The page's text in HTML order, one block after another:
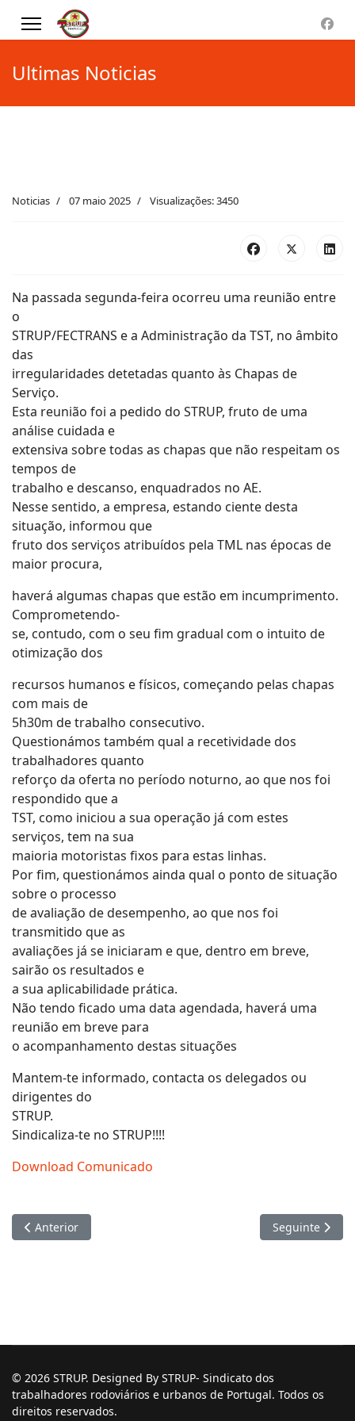
Ultimas Noticias
Noticias 07 maio 2025 Visualizações: 3450
Na passada segunda-feira ocorreu uma reunião entre
o
STRUP/FECTRANS e a Administração da TST, no âmbito
das
irregularidades detetadas quanto às Chapas de
Serviço.
Esta reunião foi a pedido do STRUP, fruto de uma
análise cuidada e
extensiva sobre todas as chapas que não respeitam os
tempos de
trabalho e descanso, enquadrados no AE.
Nesse sentido, a empresa, estando ciente desta
situação, informou que
fruto dos serviços atribuídos pela TML nas épocas de
maior procura,
haverá algumas chapas que estão em incumprimento.
Comprometendo-
se, contudo, com o seu fim gradual com o intuito de
otimização dos
recursos humanos e físicos, começando pelas chapas
com mais de
5h30m de trabalho consecutivo.
Questionámos também qual a recetividade dos
trabalhadores quanto
reforço da oferta no período noturno, ao que nos foi
respondido que a
TST, como iniciou a sua operação já com estes
serviços, tem na sua
maioria motoristas fixos para estas linhas.
Por fim, questionámos ainda qual o ponto de situação
sobre o processo
de avaliação de desempenho, ao que nos foi
transmitido que as
avaliações já se iniciaram e que, dentro em breve,
sairão os resultados e
a sua aplicabilidade prática.
Não tendo ficado uma data agendada, haverá uma
reunião em breve para
o acompanhamento destas situações
Mantem-te informado, contacta os delegados ou
dirigentes do
STRUP.
Sindicaliza-te no STRUP!!!!
Download Comunicado
Artigo anterior: Aos trabalhadores da Viação Alvorada
Anterior Artigo
Seguinte
© 2026 STRUP. Designed By STRUP- Sindicato dos
trabalhadores rodoviários e urbanos de Portugal. Todos os
direitos reservados.